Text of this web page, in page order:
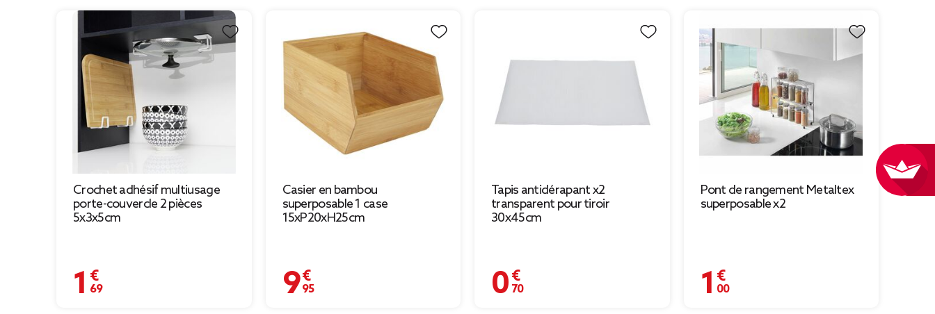
Crochet adhésif multiusage
porte-couvercle 2 pièces
5x3x5cm
1,69 €
Casier en bambou
superposable 1 case
15xP20xH25cm
9,95 €
Tapis antidérapant x2
transparent pour tiroir
30x45cm
0,70 €
Pont de rangement Metaltex
superposable x2
1,00 €